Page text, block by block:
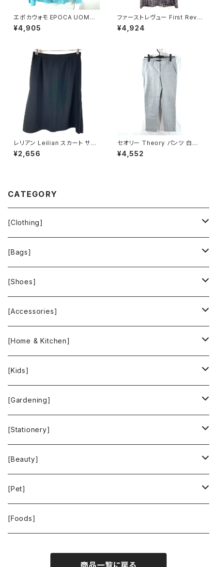
エポカウォモ EPOCA UOMO
シャツ 長袖 綿100％ 水色 48
サイズ 921476
¥4,905
ファーストレヴュー First Revu
e 半袖ワンピース フリンジ バッ
クファスナー ポケット ヴィンテ
¥4,924
レリアン Leilian スカート サイ
ドプリーツ 裏地付き 日本製 サ
イドファスナー 黒 11サイズ 929
¥2,656
セオリー Theory パンツ 白黒
鹿の子生地 7号 900582
¥4,552
CATEGORY
[Clothing]
Krochet Kids International
[Bags]
BAGGU
FOOD TEXTILE
INCASE
People Tree
[Shoes]
TOMS
[Accessories]
ALEX AND ANI
Feliz
Green Time
SKY LIMIT
KUSKA
[Home & Kitchen]
Bee Eco Wraps
CLOUDY
Francis+Dale
KAFFEEFORM
La Bontazza
THE TOKYO CORK
[Kids]
Mastro Geppetto
[Gardening]
gardens
If You Care
Root Pouch
URBAN GREEN MAKERS
[Stationery]
MOTHER FOREST
[Beauty]
STOP THE WATER WHILE USING ME!
[Pet]
WOLFGANG MAN ＆ BEAST
[Foods]
商品一覧に戻る